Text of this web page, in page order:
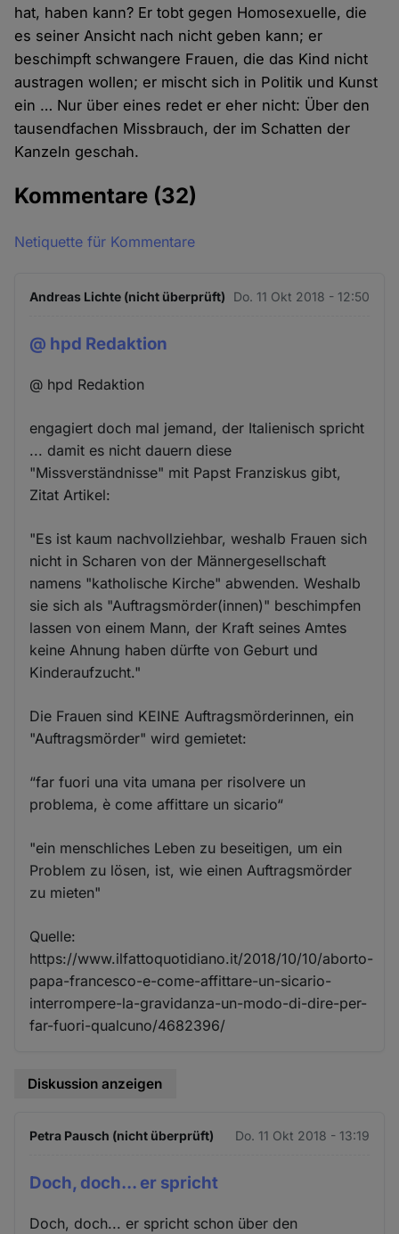
hat, haben kann? Er tobt gegen Homosexuelle, die
es seiner Ansicht nach nicht geben kann; er
beschimpft schwangere Frauen, die das Kind nicht
austragen wollen; er mischt sich in Politik und Kunst
ein … Nur über eines redet er eher nicht: Über den
tausendfachen Missbrauch, der im Schatten der
Kanzeln geschah.
Kommentare (32)
Netiquette für Kommentare
Andreas Lichte (nicht überprüft) Do. 11 Okt 2018 - 12:50
@ hpd Redaktion
@ hpd Redaktion
engagiert doch mal jemand, der Italienisch spricht
... damit es nicht dauern diese
"Missverständnisse" mit Papst Franziskus gibt,
Zitat Artikel:
"Es ist kaum nachvollziehbar, weshalb Frauen sich
nicht in Scharen von der Männergesellschaft
namens "katholische Kirche" abwenden. Weshalb
sie sich als "Auftragsmörder(innen)" beschimpfen
lassen von einem Mann, der Kraft seines Amtes
keine Ahnung haben dürfte von Geburt und
Kinderaufzucht."
Die Frauen sind KEINE Auftragsmörderinnen, ein
"Auftragsmörder" wird gemietet:
“far fuori una vita umana per risolvere un
problema, è come affittare un sicario“
"ein menschliches Leben zu beseitigen, um ein
Problem zu lösen, ist, wie einen Auftragsmörder
zu mieten"
Quelle:
https://www.ilfattoquotidiano.it/2018/10/10/aborto-
papa-francesco-e-come-affittare-un-sicario-
interrompere-la-gravidanza-un-modo-di-dire-per-
far-fuori-qualcuno/4682396/
Diskussion anzeigen
Petra Pausch (nicht überprüft) Do. 11 Okt 2018 - 13:19
Doch, doch... er spricht
Doch, doch... er spricht schon über den